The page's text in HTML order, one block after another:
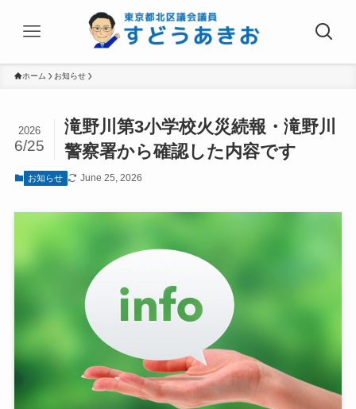
ホーム お知らせ
滝野川第3小学校火災続報・滝野川
警察署から確認した内容です
2026
6/25
お知らせ June 25, 2026